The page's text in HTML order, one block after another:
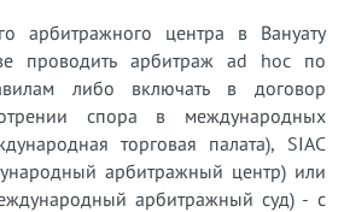
арбитражного центра в Вануату
проводить арбитраж ad hoc по
либо включать в договор
спора в международных
торговая палата), SIAC
арбитражный центр) или
арбитражный суд) - с